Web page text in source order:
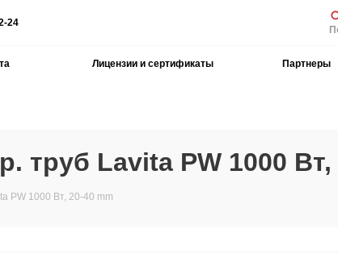
24
Лицензии и сертификаты Партнеры
труб Lavita PW 1000 Вт,
PW 1000 Вт, 20-40 mm